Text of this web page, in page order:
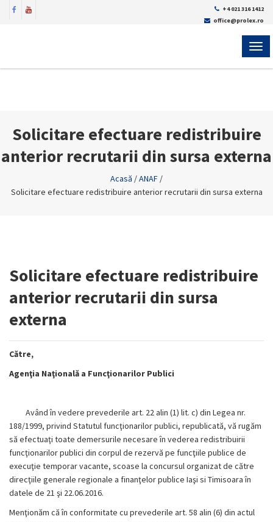
+4 021 316 1412
office@prolex.ro
Solicitare efectuare redistribuire
anterior recrutarii din sursa externa
Acasă /ANAF /
Solicitare efectuare redistribuire anterior recrutarii din sursa externa
Solicitare efectuare redistribuire
anterior recrutarii din sursa
externa
Către,
Agenţia Naţională a Funcţionarilor Publici
Având în vedere prevederile art. 22 alin (1) lit. c) din Legea nr.
188/1999, privind Statutul funcţionarilor publici, republicată, vă rugăm
să efectuaţi toate demersurile necesare în vederea redistribuirii
funcţionarilor publici din corpul de rezervă pe funcţiile publice de
execuţie temporar vacante, scoase la concursul organizat de către
direcţiile generale regionale a finanţelor publice Iaşi si Timisoara în
datele de 21 şi 22.06.2016.
Menţionăm că în conformitate cu prevederile art. 58 alin (6) din actul